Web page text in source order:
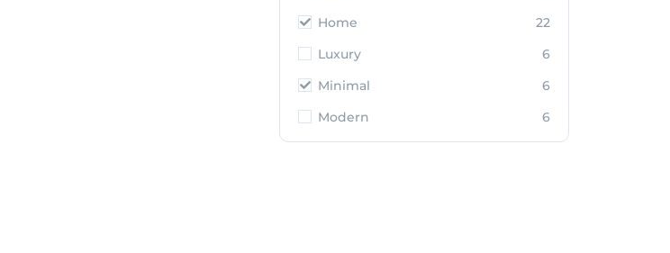
Home
22
Luxury
6
Minimal
6
Modern
6